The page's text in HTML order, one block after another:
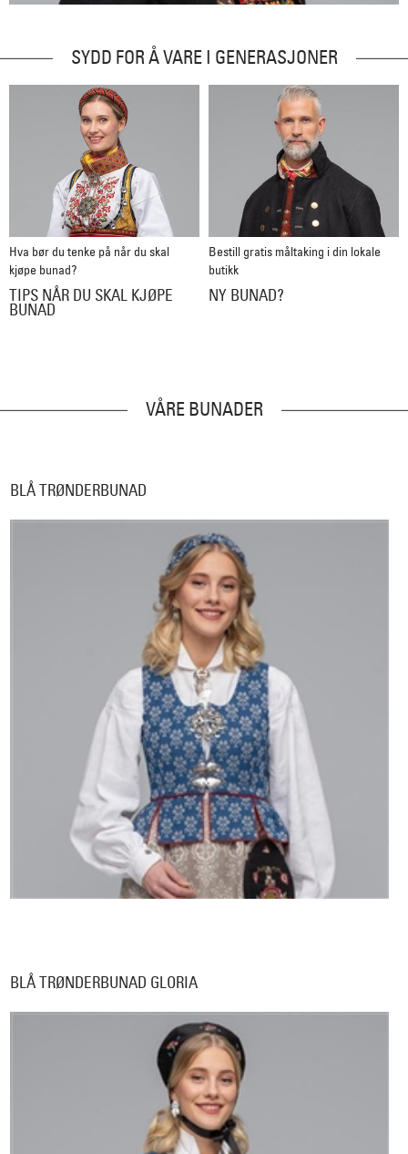
SYDD FOR Å VARE I GENERASJONER
Hva bør du tenke på når du skal
kjøpe bunad?
TIPS NÅR DU SKAL KJØPE
BUNAD
Bestill gratis måltaking i din lokale
butikk
NY BUNAD?
VÅRE BUNADER
BLÅ TRØNDERBUNAD
BLÅ TRØNDERBUNAD GLORIA